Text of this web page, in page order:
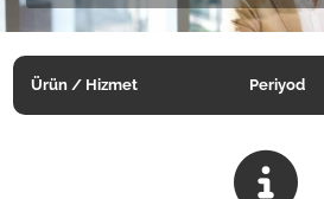
Ürün / Hizmet Periyod